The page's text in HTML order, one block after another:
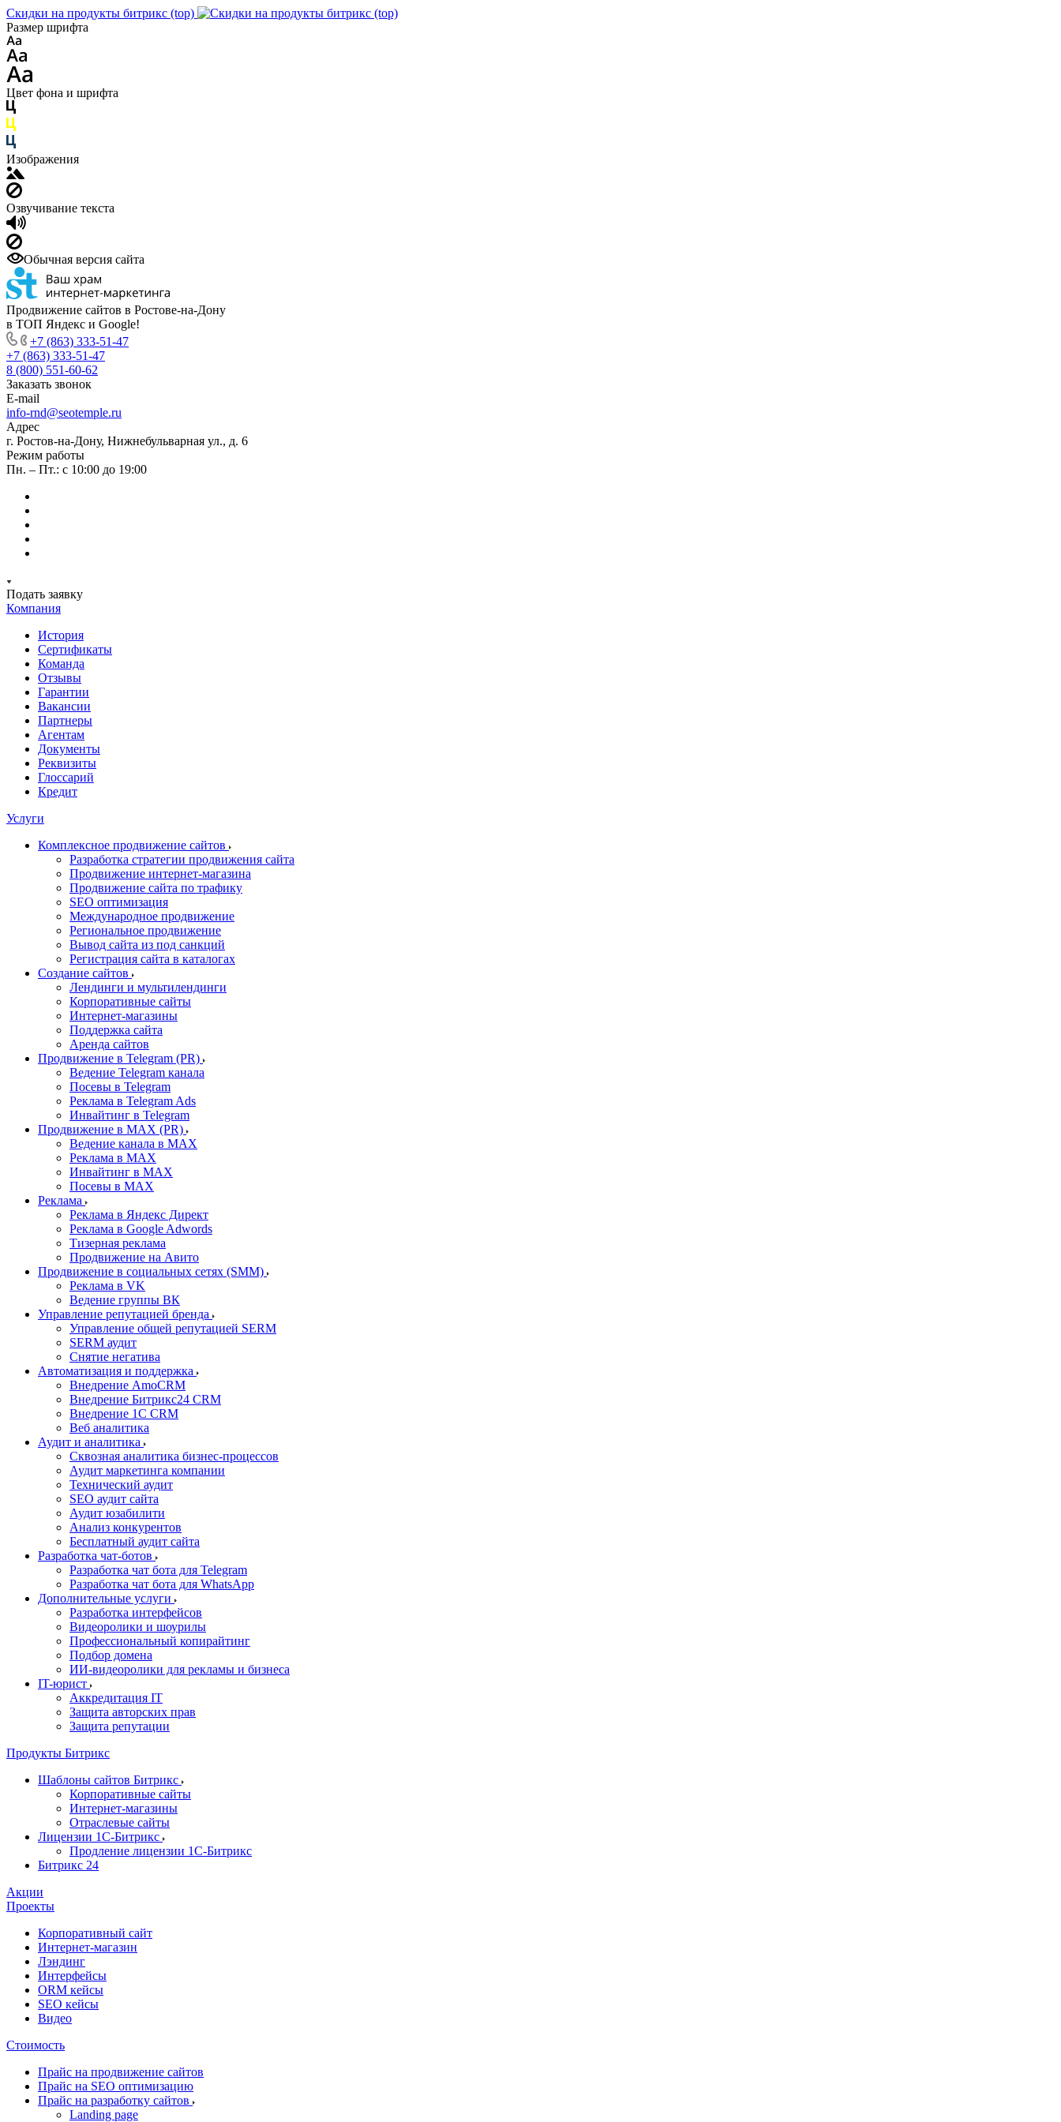
Скидки на продукты битрикс (top)
Размер шрифта
Цвет фона и шрифта
Изображения
Озвучивание текста
Обычная версия сайта
Продвижение сайтов в Ростове-на-Дону
в ТОП Яндекс и Google!
+7 (863) 333-51-47
+7 (863) 333-51-47
8 (800) 551-60-62
Заказать звонок
E-mail
info-rnd@seotemple.ru
Адрес
г. Ростов-на-Дону, Нижнебульварная ул., д. 6
Режим работы
Пн. – Пт.: с 10:00 до 19:00
Подать заявку
Компания
История
Сертификаты
Команда
Отзывы
Гарантии
Вакансии
Партнеры
Агентам
Документы
Реквизиты
Глоссарий
Кредит
Услуги
Комплексное продвижение сайтов
Разработка стратегии продвижения сайта
Продвижение интернет-магазина
Продвижение сайта по трафику
SEO оптимизация
Международное продвижение
Региональное продвижение
Вывод сайта из под санкций
Регистрация сайта в каталогах
Создание сайтов
Лендинги и мультилендинги
Корпоративные сайты
Интернет-магазины
Поддержка сайта
Аренда сайтов
Продвижение в Telegram (PR)
Ведение Telegram канала
Посевы в Telegram
Реклама в Telegram Ads
Инвайтинг в Telegram
Продвижение в MAX (PR)
Ведение канала в MAX
Реклама в MAX
Инвайтинг в MAX
Посевы в MAX
Реклама
Реклама в Яндекс Директ
Реклама в Google Adwords
Тизерная реклама
Продвижение на Авито
Продвижение в социальных сетях (SMM)
Реклама в VK
Ведение группы ВК
Управление репутацией бренда
Управление общей репутацией SERM
SERM аудит
Снятие негатива
Автоматизация и поддержка
Внедрение AmoCRM
Внедрение Битрикс24 CRM
Внедрение 1C CRM
Веб аналитика
Аудит и аналитика
Сквозная аналитика бизнес-процессов
Аудит маркетинга компании
Технический аудит
SEO аудит сайта
Аудит юзабилити
Анализ конкурентов
Бесплатный аудит сайта
Разработка чат-ботов
Разработка чат бота для Telegram
Разработка чат бота для WhatsApp
Дополнительные услуги
Разработка интерфейсов
Видеоролики и шоурилы
Профессиональный копирайтинг
Подбор домена
ИИ-видеоролики для рекламы и бизнеса
IT-юрист
Аккредитация IT
Защита авторских прав
Защита репутации
Продукты Битрикс
Шаблоны сайтов Битрикс
Корпоративные сайты
Интернет-магазины
Отраслевые сайты
Лицензии 1С-Битрикс
Продление лицензии 1С-Битрикс
Битрикс 24
Акции
Проекты
Корпоративный сайт
Интернет-магазин
Лэндинг
Интерфейсы
ORM кейсы
SEO кейсы
Видео
Стоимость
Прайс на продвижение сайтов
Прайс на SEO оптимизацию
Прайс на разработку сайтов
Landing page